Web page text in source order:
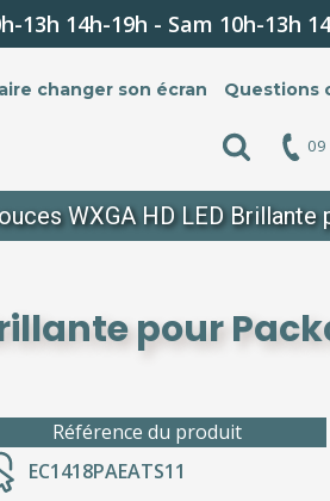
14h-19h - Sam 10h-13h
changer son écran Questions
WXGA HD LED
pour
Référence du produit
EC1418PAEATS11